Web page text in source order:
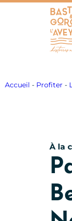
Accueil - Profiter -
À la